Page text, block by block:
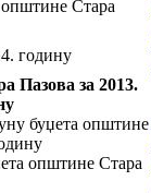
Стара
годину
Пазова за 2013.
буџета општине
општине Стара